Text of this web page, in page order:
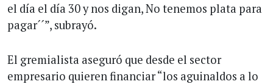
el día el día 30 y nos digan, No tenemos plata para
pagar´´”, subrayó.
El gremialista aseguró que desde el sector
empresario quieren financiar “los aguinaldos a lo